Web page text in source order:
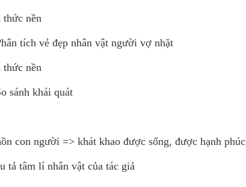
thức nền
tích vẻ đẹp nhân vật người vợ nhặt
thức nền
sánh khái quát
con người => khát khao được sống, được hạnh phúc
tả tâm lí nhân vật của tác giả